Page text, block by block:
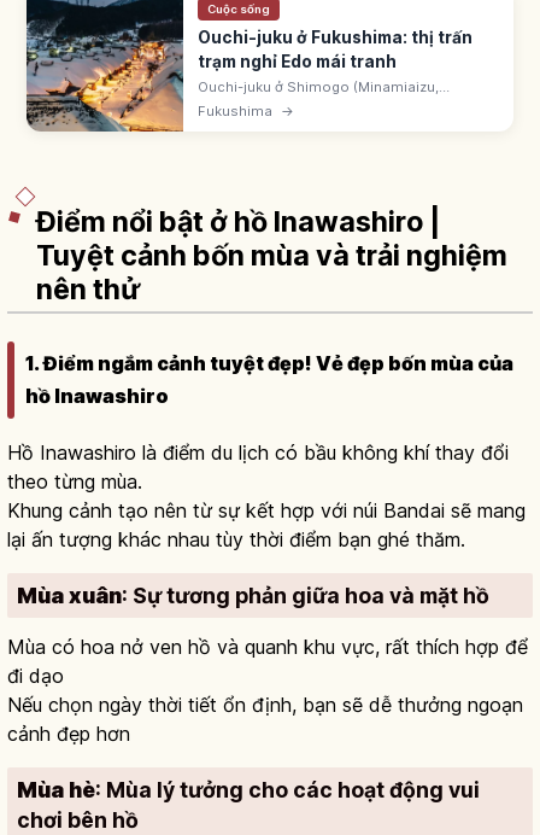
Cuộc sống
Ouchi-juku ở Fukushima: thị trấn
trạm nghỉ Edo mái tranh
Ouchi-juku ở Shimogo (Minamiaizu,
Fukushima) là thị trấn trạm nghỉ tuyến Aizu-
Fukushima →
Điểm nổi bật ở hồ Inawashiro |
Tuyệt cảnh bốn mùa và trải nghiệm
nên thử
1. Điểm ngắm cảnh tuyệt đẹp! Vẻ đẹp bốn mùa của
hồ Inawashiro
Hồ Inawashiro là điểm du lịch có bầu không khí thay đổi
theo từng mùa.
Khung cảnh tạo nên từ sự kết hợp với núi Bandai sẽ mang
lại ấn tượng khác nhau tùy thời điểm bạn ghé thăm.
Mùa xuân: Sự tương phản giữa hoa và mặt hồ
Mùa có hoa nở ven hồ và quanh khu vực, rất thích hợp để
đi dạo
Nếu chọn ngày thời tiết ổn định, bạn sẽ dễ thưởng ngoạn
cảnh đẹp hơn
Mùa hè: Mùa lý tưởng cho các hoạt động vui
chơi bên hồ